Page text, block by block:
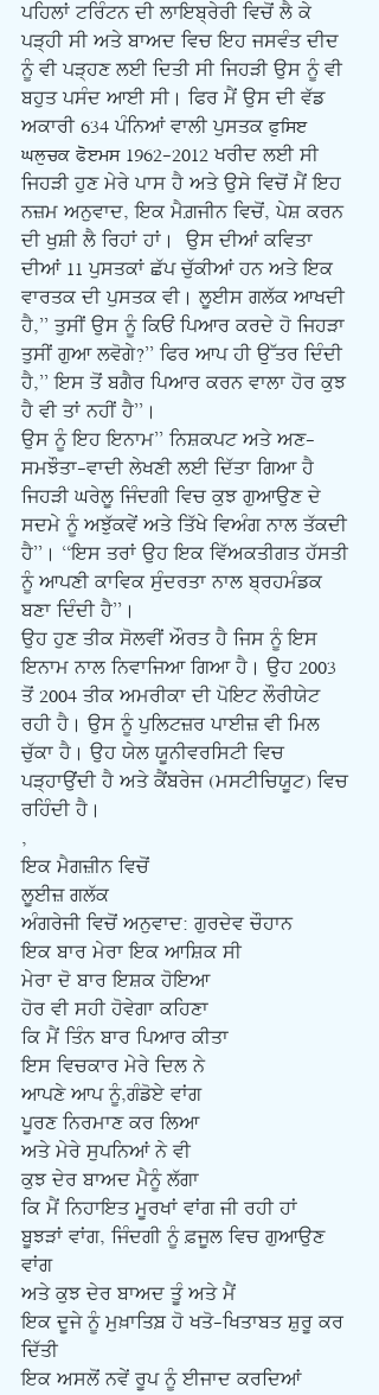
ਪਹਿਲਾਂ ਟਰਿੰਟਨ ਦੀ ਲਾਇਬ੍ਰੇਰੀ ਵਿਚੋਂ ਲੈ ਕੇ
ਪੜ੍ਹੀ ਸੀ ਅਤੇ ਬਾਅਦ ਵਿਚ ਇਹ ਜਸਵੰਤ ਦੀਦ
ਨੂੰ ਵੀ ਪੜ੍ਹਣ ਲਈ ਦਿਤੀ ਸੀ ਜਿਹੜੀ ਉਸ ਨੂੰ ਵੀ
ਬਹੁਤ ਪਸੰਦ ਆਈ ਸੀ। ਫਿਰ ਮੈਂ ਉਸ ਦੀ ਵੱਡ
ਅਕਾਰੀ 634 ਪੰਨਿਆਂ ਵਾਲੀ ਪੁਸਤਕ Puise
Gluck Poems 1962-2012 ਖਰੀਦ ਲਈ ਸੀ
ਜਿਹੜੀ ਹੁਣ ਮੇਰੇ ਪਾਸ ਹੈ ਅਤੇ ਉਸੇ ਵਿਚੋਂ ਮੈਂ ਇਹ
ਨਜ਼ਮ ਅਨੁਵਾਦ, ਇਕ ਮੈਗ਼ਜੀਨ ਵਿਚੋਂ, ਪੇਸ਼ ਕਰਨ
ਦੀ ਖੁਸ਼ੀ ਲੈ ਰਿਹਾਂ ਹਾਂ।  ਉਸ ਦੀਆਂ ਕਵਿਤਾ
ਦੀਆਂ 11 ਪੁਸਤਕਾਂ ਛੱਪ ਚੁੱਕੀਆਂ ਹਨ ਅਤੇ ਇਕ
ਵਾਰਤਕ ਦੀ ਪੁਸਤਕ ਵੀ। ਲੂਈਸ ਗਲੱਕ ਆਖਦੀ
ਹੈ,” ਤੁਸੀਂ ਉਸ ਨੂੰ ਕਿਓਂ ਪਿਆਰ ਕਰਦੇ ਹੋ ਜਿਹੜਾ
ਤੁਸੀਂ ਗੁਆ ਲਵੋਗੇ?” ਫਿਰ ਆਪ ਹੀ ਉੱਤਰ ਦਿੰਦੀ
ਹੈ,” ਇਸ ਤੋਂ ਬਗੈਰ ਪਿਆਰ ਕਰਨ ਵਾਲਾ ਹੋਰ ਕੁਝ
ਹੈ ਵੀ ਤਾਂ ਨਹੀਂ ਹੈ”।
ਉਸ ਨੂੰ ਇਹ ਇਨਾਮ” ਨਿਸ਼ਕਪਟ ਅਤੇ ਅਣ-
ਸਮਝੌਤਾ-ਵਾਦੀ ਲੇਖਣੀ ਲਈ ਦਿੱਤਾ ਗਿਆ ਹੈ
ਜਿਹੜੀ ਘਰੇਲੂ ਜਿੰਦਗੀ ਵਿਚ ਕੁਝ ਗੁਆਉਣ ਦੇ
ਸਦਮੇ ਨੂੰ ਅਝੁੱਕਵੇਂ ਅਤੇ ਤਿੱਖੇ ਵਿਅੰਗ ਨਾਲ ਤੱਕਦੀ
ਹੈ”। “ਇਸ ਤਰਾਂ ਉਹ ਇਕ ਵਿੱਅਕਤੀਗਤ ਹੱਸਤੀ
ਨੂੰ ਆਪਣੀ ਕਾਵਿਕ ਸੁੰਦਰਤਾ ਨਾਲ ਬ੍ਰਹਮੰਡਕ
ਬਣਾ ਦਿੰਦੀ ਹੈ”।
ਉਹ ਹੁਣ ਤੀਕ ਸੋਲਵੀਂ ਔਰਤ ਹੈ ਜਿਸ ਨੂੰ ਇਸ
ਇਨਾਮ ਨਾਲ ਨਿਵਾਜਿਆ ਗਿਆ ਹੈ। ਉਹ 2003
ਤੋਂ 2004 ਤੀਕ ਅਮਰੀਕਾ ਦੀ ਪੋਇਟ ਲੌਰੀਯੇਟ
ਰਹੀ ਹੈ। ਉਸ ਨੂੰ ਪੁਲਿਟਜ਼ਰ ਪਾਈਜ਼ ਵੀ ਮਿਲ
ਚੁੱਕਾ ਹੈ। ਉਹ ਯੇਲ ਯੂਨੀਵਰਸਿਟੀ ਵਿਚ
ਪੜ੍ਹਾਉਂਦੀ ਹੈ ਅਤੇ ਕੈਂਬਰੇਜ (ਮਸਟੀਚਿਯੂਟ) ਵਿਚ
ਰਹਿੰਦੀ ਹੈ।
,
ਇਕ ਮੈਗਜ਼ੀਨ ਵਿਚੋਂ
ਲੂਈਜ਼ ਗਲੱਕ
ਅੰਗਰੇਜੀ ਵਿਚੋਂ ਅਨੁਵਾਦ: ਗੁਰਦੇਵ ਚੌਹਾਨ
ਇਕ ਬਾਰ ਮੇਰਾ ਇਕ ਆਸ਼ਿਕ ਸੀ
ਮੇਰਾ ਦੋ ਬਾਰ ਇਸ਼ਕ ਹੋਇਆ
ਹੋਰ ਵੀ ਸਹੀ ਹੋਵੇਗਾ ਕਹਿਣਾ
ਕਿ ਮੈਂ ਤਿੰਨ ਬਾਰ ਪਿਆਰ ਕੀਤਾ
ਇਸ ਵਿਚਕਾਰ ਮੇਰੇ ਦਿਲ ਨੇ
ਆਪਣੇ ਆਪ ਨੂੰ,ਗੰਡੋਏ ਵਾਂਗ
ਪੂਰਣ ਨਿਰਮਾਣ ਕਰ ਲਿਆ
ਅਤੇ ਮੇਰੇ ਸੁਪਨਿਆਂ ਨੇ ਵੀ
ਕੁਝ ਦੇਰ ਬਾਅਦ ਮੈਨੂੰ ਲੱਗਾ
ਕਿ ਮੈਂ ਨਿਹਾਇਤ ਮੂਰਖਾਂ ਵਾਂਗ ਜੀ ਰਹੀ ਹਾਂ
ਬੂਝੜਾਂ ਵਾਂਗ, ਜਿੰਦਗੀ ਨੂੰ ਫ਼ਜੂਲ ਵਿਚ ਗੁਆਉਣ
ਵਾਂਗ
ਅਤੇ ਕੁਝ ਦੇਰ ਬਾਅਦ ਤੂੰ ਅਤੇ ਮੈਂ
ਇਕ ਦੂਜੇ ਨੂੰ ਮੁਖ਼ਾਤਿਬ਼ ਹੋ ਖਤੋ-ਖਿਤਾਬਤ ਸ਼ੁਰੂ ਕਰ
ਦਿੱਤੀ
ਇਕ ਅਸਲੋਂ ਨਵੇਂ ਰੂਪ ਨੂੰ ਈਜਾਦ ਕਰਦਿਆਂ